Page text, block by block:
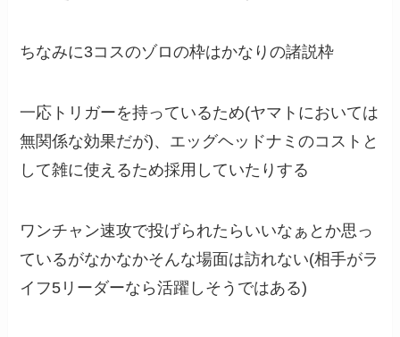
ちなみに3コスのゾロの枠はかなりの諸説枠
一応トリガーを持っているため(ヤマトにおいては
無関係な効果だが)、エッグヘッドナミのコストと
して雑に使えるため採用していたりする
ワンチャン速攻で投げられたらいいなぁとか思っ
ているがなかなかそんな場面は訪れない(相手がラ
イフ5リーダーなら活躍しそうではある)